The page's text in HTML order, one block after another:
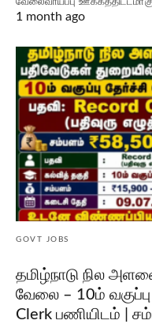
1 month ago
GOVT JOBS
தமிழ்நாடு நில
வேலை – 10ம்
Clerk பணியிடம் |